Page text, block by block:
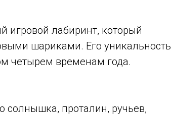
игровой лабиринт, который
шариками. Его уникальность
четырем временам года.
солнышка, проталин, ручьев,